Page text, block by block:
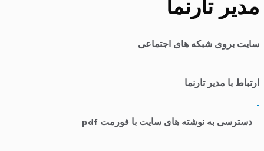
مدیر تارنما
سایت بروی شبکه های اجتماعی
ارتباط با مدیر تارنما
دسترسی به نوشته های سایت با فورمت pdf